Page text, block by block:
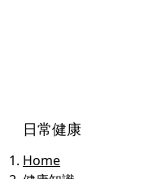
日常健康
Home